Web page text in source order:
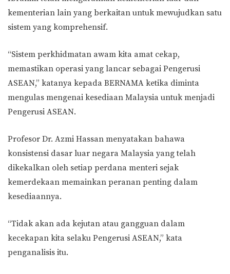
kementerian lain yang berkaitan untuk mewujudkan satu
sistem yang komprehensif.
“Sistem perkhidmatan awam kita amat cekap,
memastikan operasi yang lancar sebagai Pengerusi
ASEAN,” katanya kepada BERNAMA ketika diminta
mengulas mengenai kesediaan Malaysia untuk menjadi
Pengerusi ASEAN.
Profesor Dr. Azmi Hassan menyatakan bahawa
konsistensi dasar luar negara Malaysia yang telah
dikekalkan oleh setiap perdana menteri sejak
kemerdekaan memainkan peranan penting dalam
kesediaannya.
“Tidak akan ada kejutan atau gangguan dalam
kecekapan kita selaku Pengerusi ASEAN,” kata
penganalisis itu.